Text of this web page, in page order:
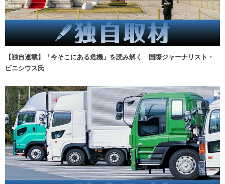
【独自連載】「今そこにある危機」を読み解く 国際ジャーナリスト・
ビニシウス氏